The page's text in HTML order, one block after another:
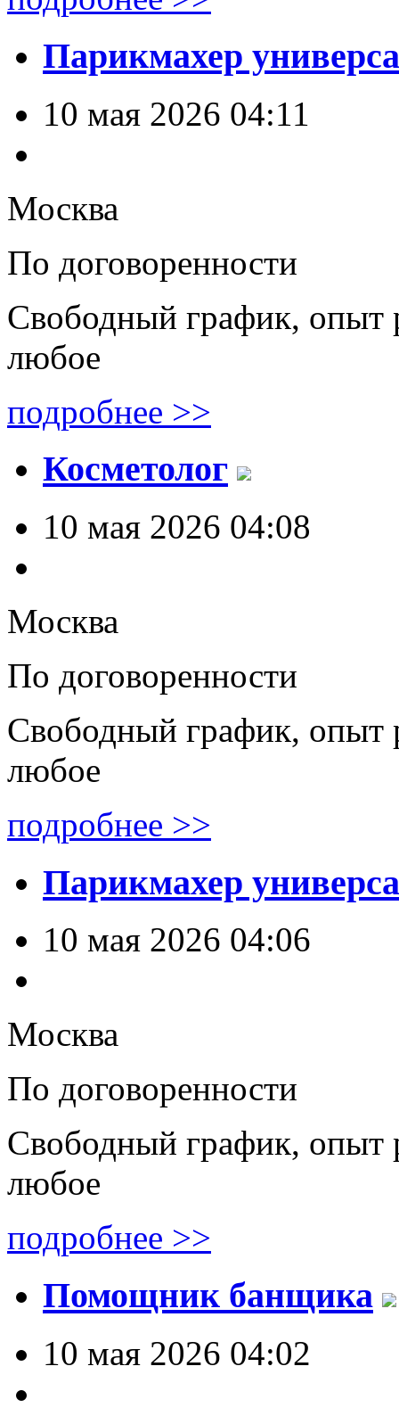
Парикмахер
10 мая 2026 04:11
Москва
По договоренности
Свободный график, опыт
любое
подробнее >>
Косметолог
10 мая 2026 04:08
Москва
По договоренности
Свободный график, опыт
любое
подробнее >>
Парикмахер
10 мая 2026 04:06
Москва
По договоренности
Свободный график, опыт
любое
подробнее >>
Помощник банщика
10 мая 2026 04:02